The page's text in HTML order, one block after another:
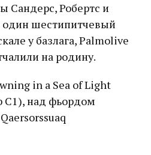
Сандерс, Робертс и
шестипитчевый
у базлага, Palmolive
на родину.
in a Sea of Light
C1), над фьордом